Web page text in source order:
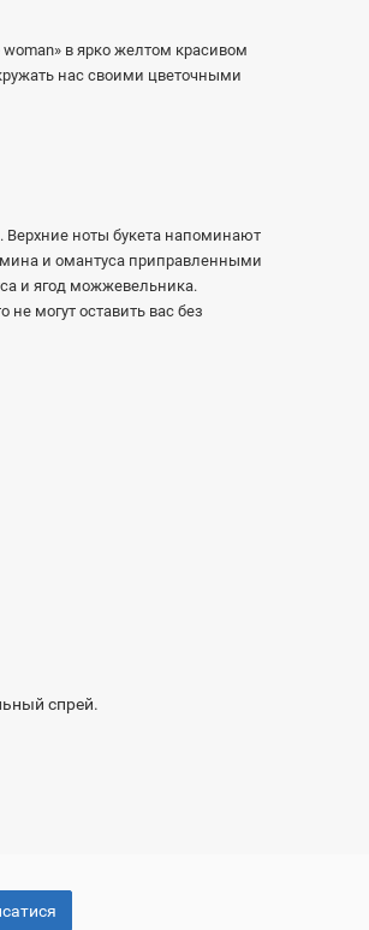
в ярко желтом красивом
нас своими цветочными
ноты букета напоминают
и омантуса приправленными
и ягод можжевельника.
могут оставить вас без
спрей.